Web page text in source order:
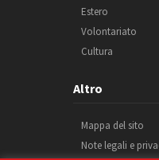
Estero
Volontariato
Cultura
Altro
Mappa del sito
Note legali e